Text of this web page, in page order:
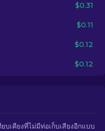
$0.31
$0.11
$0.12
$0.12
เคียงที่ไม่มีท่อเก็บเสียงอีกแบบ